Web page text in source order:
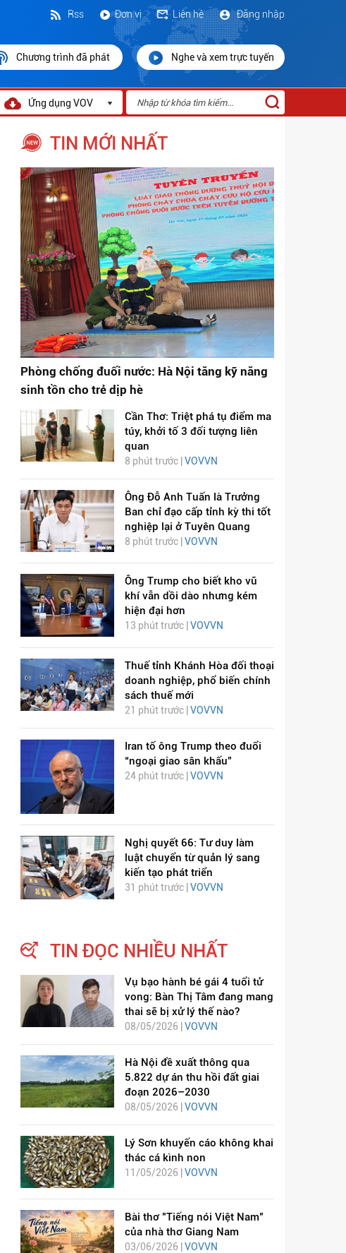
Đăng nhập
Liên hệ
Đơn vị
Rss
Chương trình đã phát Nghe và xem trực tuyến
Ứng dụng VOV
TIN MỚI NHẤT
Phòng chống đuối nước: Hà Nội tăng kỹ năng
sinh tồn cho trẻ dịp hè
Cần Thơ: Triệt phá tụ điểm ma
túy, khởi tố 3 đối tượng liên
quan
8 phút trước | VOVVN
Ông Đỗ Anh Tuấn là Trưởng
Ban chỉ đạo cấp tỉnh kỳ thi tốt
nghiệp lại ở Tuyên Quang
8 phút trước | VOVVN
Ông Trump cho biết kho vũ
khí vẫn dồi dào nhưng kém
hiện đại hơn
13 phút trước | VOVVN
Thuế tỉnh Khánh Hòa đối thoại
doanh nghiệp, phổ biến chính
sách thuế mới
21 phút trước | VOVVN
Iran tố ông Trump theo đuổi
“ngoại giao sân khấu”
24 phút trước | VOVVN
Nghị quyết 66: Tư duy làm
luật chuyển từ quản lý sang
kiến tạo phát triển
31 phút trước | VOVVN
TIN ĐỌC NHIỀU NHẤT
Vụ bạo hành bé gái 4 tuổi tử
vong: Bàn Thị Tâm đang mang
thai sẽ bị xử lý thế nào?
08/05/2026 | VOVVN
Hà Nội đề xuất thông qua
5.822 dự án thu hồi đất giai
đoạn 2026–2030
08/05/2026 | VOVVN
Lý Sơn khuyến cáo không khai
thác cá kình non
11/05/2026 | VOVVN
Bài thơ "Tiếng nói Việt Nam"
của nhà thơ Giang Nam
03/06/2026 | VOVVN